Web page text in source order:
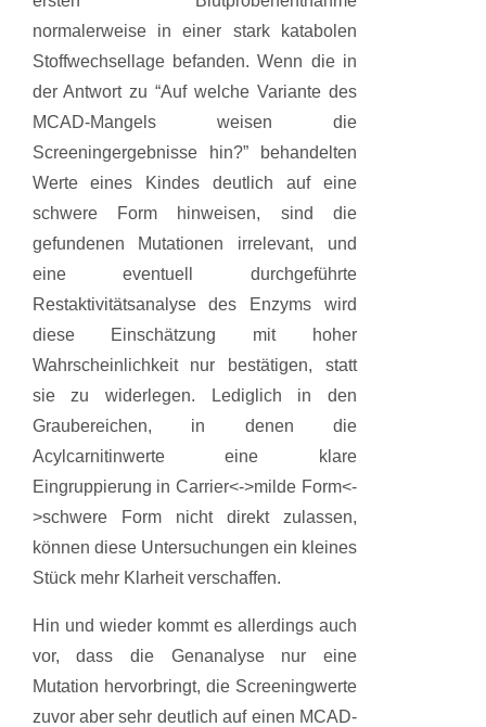
normalerweise in einer stark katabolen
Stoffwechsellage befanden. Wenn die in
der Antwort zu “Auf welche Variante des
MCAD-Mangels weisen die
Screeningergebnisse hin?” behandelten
Werte eines Kindes deutlich auf eine
schwere Form hinweisen, sind die
gefundenen Mutationen irrelevant, und
eine eventuell durchgeführte
Restaktivitätsanalyse des Enzyms wird
diese Einschätzung mit hoher
Wahrscheinlichkeit nur bestätigen, statt
sie zu widerlegen. Lediglich in den
Graubereichen, in denen die
Acylcarnitinwerte eine klare
Eingruppierung in Carrier<->milde Form<-
>schwere Form nicht direkt zulassen,
können diese Untersuchungen ein kleines
Stück mehr Klarheit verschaffen.
Hin und wieder kommt es allerdings auch
vor, dass die Genanalyse nur eine
Mutation hervorbringt, die Screeningwerte
zuvor aber sehr deutlich auf einen MCAD-